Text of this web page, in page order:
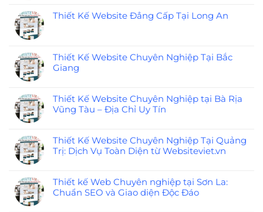
Thiết Kế Website Đẳng Cấp Tại Long An
Thiết Kế Website Chuyên Nghiệp Tại Bắc
Giang
Thiết Kế Website Chuyên Nghiệp tại Bà Rịa
Vũng Tàu – Địa Chỉ Uy Tín
Thiết Kế Website Chuyên Nghiệp Tại Quảng
Trị: Dịch Vụ Toàn Diện từ Websiteviet.vn
Thiết kế Web Chuyên nghiệp tại Sơn La:
Chuẩn SEO và Giao diện Độc Đáo